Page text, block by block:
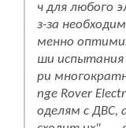
ч для любого
з-за
менно
ши испытания
ри
nge Rover
оделям с ДВС,